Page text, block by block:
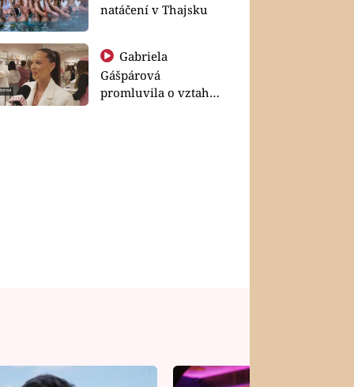
natáčení v Thajsku
Gabriela
Gášpárová
promluvila o vztahu